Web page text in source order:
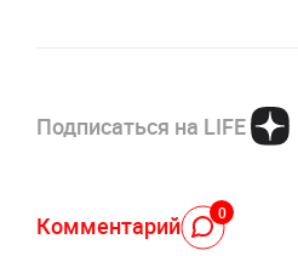
Подписаться на LIFE
Комментарий 0